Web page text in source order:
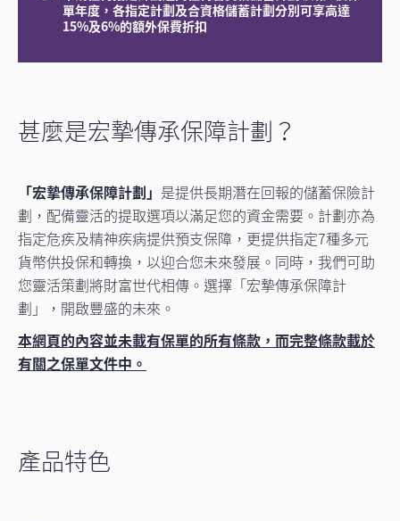
單年度，各指定計劃及合資格儲蓄計劃分別可享高達
15%及6%的額外保費折扣
甚麼是宏摯傳承保障計劃？
「宏摯傳承保障計劃」 是提供長期潛在回報的儲蓄保險計
劃，配備靈活的提取選項以滿足您的資金需要。計劃亦為
指定危疾及精神疾病提供預支保障，更提供指定7種多元
貨幣供投保和轉換，以迎合您未來發展。同時，我們可助
您靈活策劃將財富世代相傳。選擇「宏摯傳承保障計
劃」，開啟豐盛的未來。
本網頁的內容並未載有保單的所有條款，而完整條款載於
有關之保單文件中。
產品特色